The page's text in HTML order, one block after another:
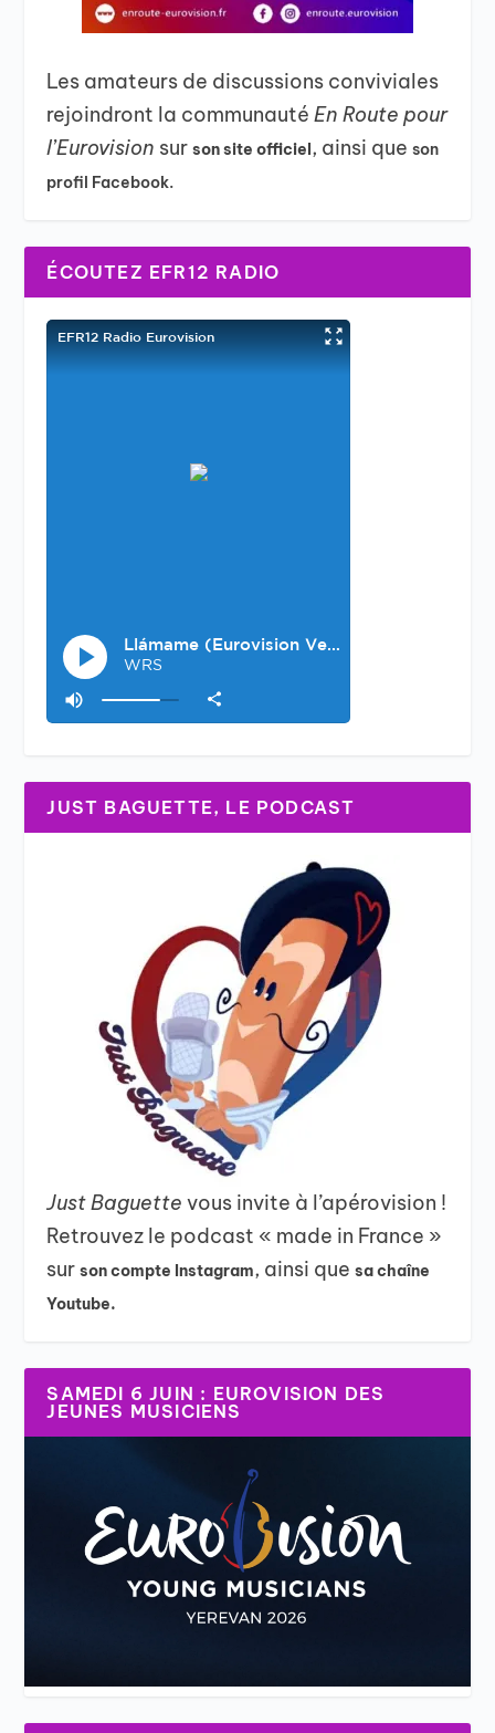
Les amateurs de discussions conviviales
rejoindront la communautéEn Route pour
l’Eurovision surson site officiel, ainsi queson
profil Facebook.
ÉCOUTEZ EFR12 RADIO
JUST BAGUETTE, LE PODCAST
Just Baguettevous invite à l’apérovision !
Retrouvez le podcast « made in France »
surson compte Instagram, ainsi quesa chaîne
Youtube.
SAMEDI 6 JUIN : EUROVISION DES
JEUNES MUSICIENS